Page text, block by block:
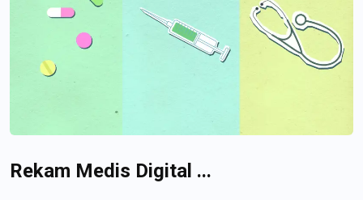
Rekam Medis Digital ...